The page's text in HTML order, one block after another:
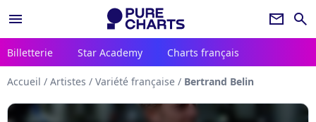
menu newsletter search
Billetterie Star Academy Charts français
Accueil / Artistes / Variété française / Bertrand Belin